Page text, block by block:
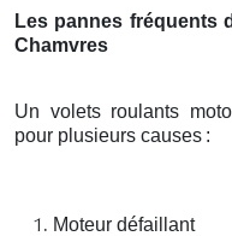
Les pannes fréquents
Chamvres
Un volets roulants
pour plusieurs causes :
Moteur défaillant